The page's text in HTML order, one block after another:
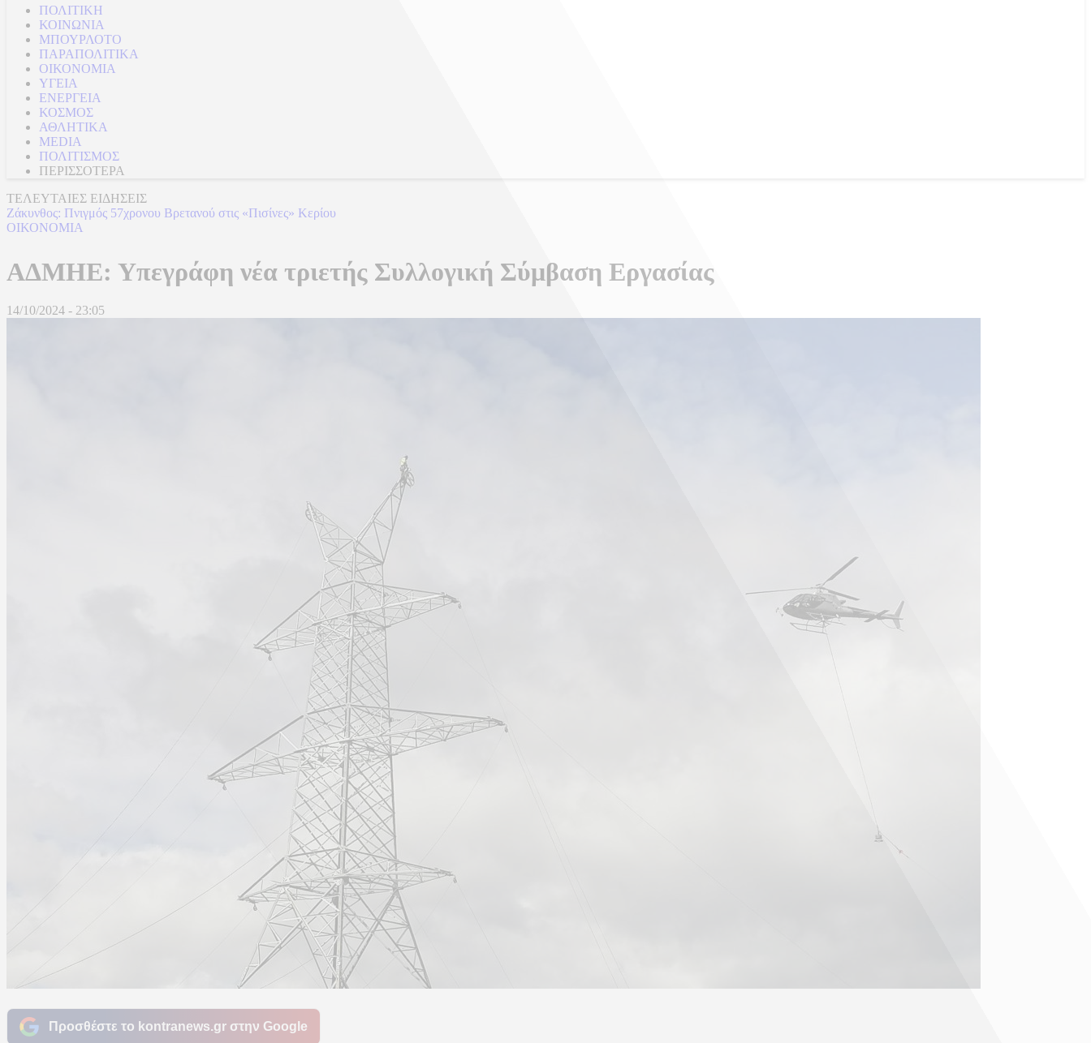
ΠΟΛΙΤΙΚΗ
ΚΟΙΝΩΝΙΑ
ΜΠΟΥΡΛΟΤΟ
ΠΑΡΑΠΟΛΙΤΙΚΑ
ΟΙΚΟΝΟΜΙΑ
ΥΓΕΙΑ
ΕΝΕΡΓΕΙΑ
ΚΟΣΜΟΣ
ΑΘΛΗΤΙΚΑ
MEDIA
ΠΟΛΙΤΙΣΜΟΣ
ΠΕΡΙΣΣΟΤΕΡΑ
ΤΕΛΕΥΤΑΙΕΣ ΕΙΔΗΣΕΙΣ
Ζάκυνθος: Πνιγμός 57χρονου Βρετανού στις «Πισίνες» Κερίου
ΟΙΚΟΝΟΜΙΑ
ΑΔΜΗΕ: Υπεγράφη νέα τριετής Συλλογική Σύμβαση Εργασίας
14/10/2024 - 23:05
Προσθέστε το kontranews.gr στην Google